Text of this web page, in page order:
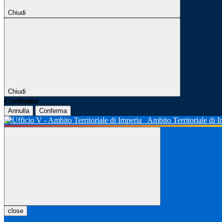
Chiudi
Chiudi
Conferma
Annulla Conferma
Ambito Territoriale di
close